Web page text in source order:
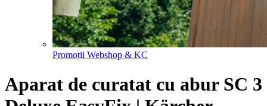
Promoții Webshop & KC
Aparat de curatat cu abur SC 3